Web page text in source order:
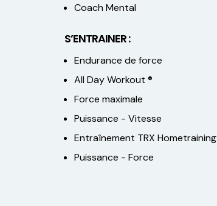
Coach Mental
S’ENTRAINER :
Endurance de force
All Day Workout ®
Force maximale
Puissance - Vitesse
Entraînement TRX Hometraining
Puissance - Force